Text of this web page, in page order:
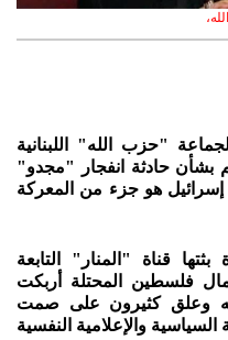
"حزب الله" اللبنانية
بشأن حادثة انفجار "مجدو"
هو جزء من المعركة
قناة "المنار" التابعة
فلسطين المحتلة أربكت
وعلق كثيرون على صمت
والإعلامية النفسية